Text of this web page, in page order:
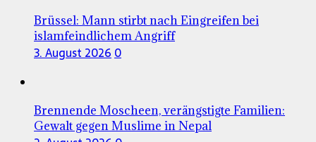
Brüssel: Mann stirbt nach Eingreifen bei
islamfeindlichem Angriff
3. August 2026 0
Brennende Moscheen, verängstigte Familien:
Gewalt gegen Muslime in Nepal